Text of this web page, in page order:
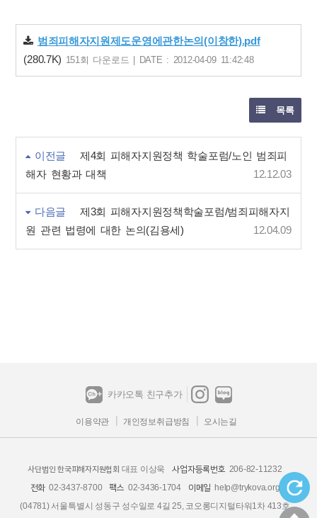
범죄피해자지원제도운영에관한논의(이창한).pdf
(280.7K) 151회 다운로드 | DATE : 2012-04-09 11:42:48
목록
이전글
제4회 피해자지원정책 학술포럼/노인 범죄피
해자 현황과 대책
12.12.03
다음글
제3회 피해자지원정책학술포럼/범죄피해자지
원 관련 법령에 대한 논의(김용세)
12.04.09
카카오톡 친구추가
이용약관 개인정보취급방침 오시는길
사단법인 한국피해자지원협회 대표 이상욱 사업자등록번호 206-82-11232
전화 02-3437-8700 팩스 02-3436-1704 이메일
help@trykova.org
(04781) 서울특별시 성동구 성수일로 4길 25, 코오롱디지털타워1차 413호